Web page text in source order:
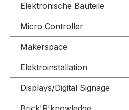
Elektronische Bauteile
Micro Controller
Makerspace
Elektroinstallation
Displays/Digital Signage